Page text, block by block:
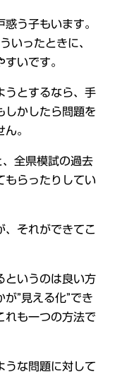
う子もいます。
いったときに、
いです。
うとするなら、手
しかしたら問題を
。
全県模試の過去
もらったりしてい
、それができてこ
というのは良い方
”見える化”でき
れも一つの方法で
うな問題に対して